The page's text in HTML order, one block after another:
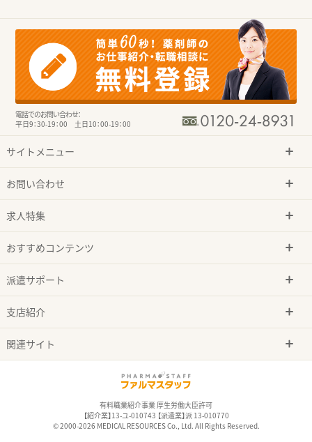
電話でのお問い合わせ：
平日9：30-19：00 土日10：00-19：00
サイトメニュー
お問い合わせ
求人特集
おすすめコンテンツ
派遣サポート
支店紹介
関連サイト
有料職業紹介事業 厚生労働大臣許可
【紹介業】13-ユ-010743 【派遣業】派 13-010770
© 2000-2026 MEDICAL RESOURCES Co., Ltd. All Rights Reserved.